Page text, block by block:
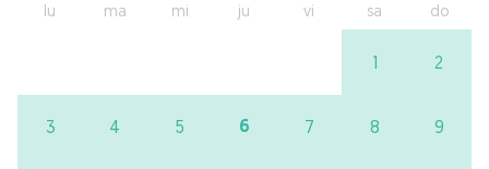
lu ma mi ju vi sa do
1 2
3 4 5 6 7 8 9